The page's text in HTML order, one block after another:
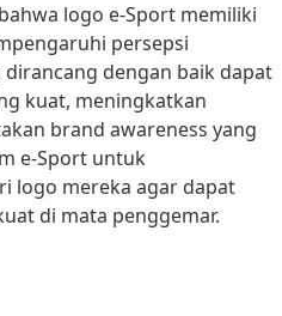
logo e-Sport memiliki
persepsi
dirancang dengan baik dapat
kuat, meningkatkan
brand awareness yang
e-Sport untuk
logo mereka agar dapat
di mata penggemar.